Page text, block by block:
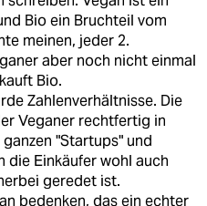
Bio ein Bruchteil vom
meinen, jeder 2.
aber noch nicht einmal
Bio.
Zahlenverhältnisse. Die
Veganer rechtfertig in
"Startups" und
die Einkäufer wohl auch
geredet ist.
bedenken, das ein echter